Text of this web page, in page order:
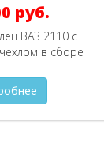
руб.
ВАЗ 2110 с
в сборе